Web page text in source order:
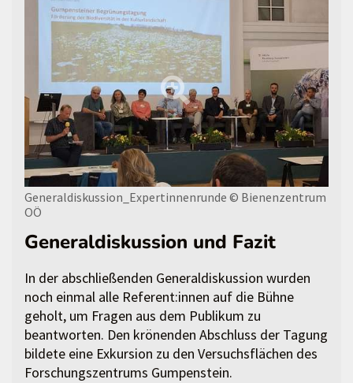
Generaldiskussion_Expertinnenrunde © Bienenzentrum
OÖ
Generaldiskussion und Fazit
In der abschließenden Generaldiskussion wurden
noch einmal alle Referent:innen auf die Bühne
geholt, um Fragen aus dem Publikum zu
beantworten. Den krönenden Abschluss der Tagung
bildete eine Exkursion zu den Versuchsflächen des
Forschungszentrums Gumpenstein.